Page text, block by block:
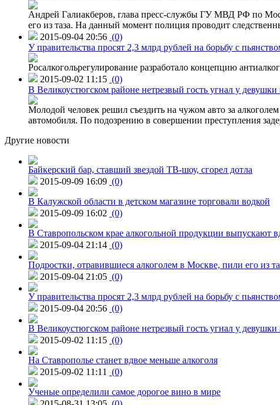
Андрей Галиакберов, глава пресс-службы ГУ МВД РФ по
его из таза. На данный момент полиция проводит
2015-09-04 20:56 (0)
У правительства просят 2,3 млрд рублей на борьбу с
Росалкогольрегулирование разработало концепцию
2015-09-02 11:15 (0)
В Великоустюгском районе нетрезвый гость угнал у
Молодой человек решил съездить на чужом авто за
автомобиля. По подозрению в совершении преступления
Другие новости
Байкерский бар, ставший звездой ТВ-шоу, сгорел дотла
2015-09-09 16:09 (0)
В Калужской области в детском магазине торговали водкой
2015-09-09 16:02 (0)
В Ставропольском крае алкогольной продукции выпускают
2015-09-04 21:14 (0)
Подростки, отравившиеся алкоголем в Москве, пили его из
2015-09-04 21:05 (0)
У правительства просят 2,3 млрд рублей на борьбу с
2015-09-04 20:56 (0)
В Великоустюгском районе нетрезвый гость угнал у
2015-09-02 11:15 (0)
На Ставрополье станет вдвое меньше алкоголя
2015-09-02 11:11
(0)
Ученые определили самое дорогое вино в мире